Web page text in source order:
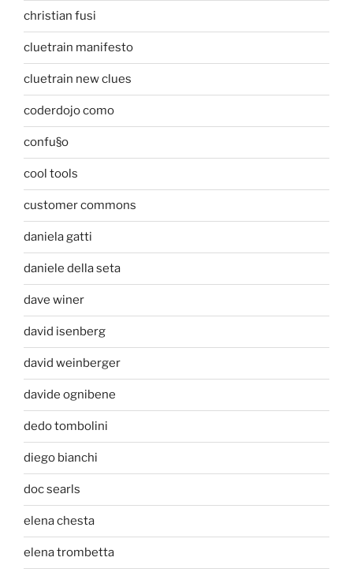
christian fusi
cluetrain manifesto
cluetrain new clues
coderdojo como
confu§o
cool tools
customer commons
daniela gatti
daniele della seta
dave winer
david isenberg
david weinberger
davide ognibene
dedo tombolini
diego bianchi
doc searls
elena chesta
elena trombetta